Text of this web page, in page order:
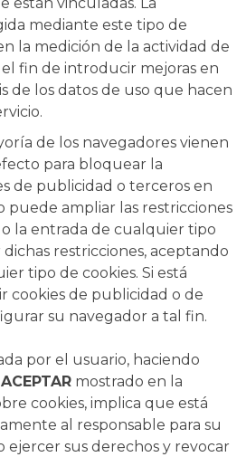
están vinculadas. La
mediante este tipo de
la medición de la actividad de
el fin de introducir mejoras en
de los datos de uso que hacen
de los navegadores vienen
para bloquear la
de publicidad o terceros en
puede ampliar las restricciones
la entrada de cualquier tipo
restricciones, aceptando
tipo de cookies. Si está
cookies de publicidad o de
su navegador a tal fin.
por el usuario, haciendo
ACEPTAR mostrado en la
cookies, implica que está
al responsable para su
ejercer sus derechos y revocar